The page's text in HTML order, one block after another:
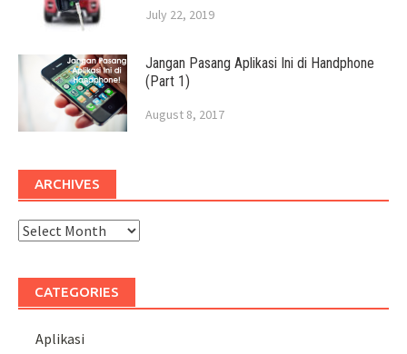
July 22, 2019
Jangan Pasang Aplikasi Ini di Handphone
(Part 1)
August 8, 2017
ARCHIVES
Archives
CATEGORIES
Aplikasi